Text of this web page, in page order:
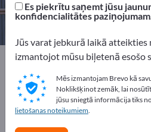
Izplatītāji
1
Exportpages Darbnīcas rīki
Reklāmējieties bez
Exportpages!
Pieprasījumi – Piedāvājumi –
Es piekrītu saņemt jūsu
konfidencialitātes paziņojumam.
Jūs varat jebkurā laikā atteikties
izmantojot mūsu biļetenā esošo
Mēs izmantojam Brevo kā
Noklikšķinot zemāk, lai
jūsu sniegtā informācija tiks
lietošanas noteikumiem.